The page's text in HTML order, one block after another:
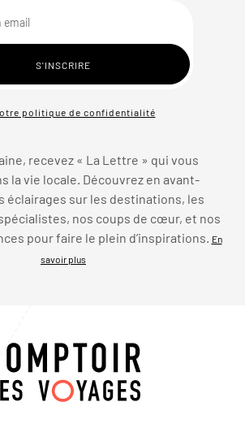
politique de confidentialité
recevez « La Lettre » qui vous
la vie locale. Découvrez en avant-
éclairages sur les destinations, les
nos coups de cœur, et nos
pour faire le plein d’inspirations.
En
savoir plus